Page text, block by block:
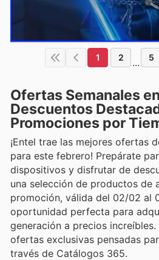
1 2 ... 5
Ofertas Semanales
Descuentos
Promociones por
¡Entel trae las mejores ofertas
para este febrero! Prepárate
dispositivos y disfrutar de
una selección de productos de
promoción, válida del 02/02 al
oportunidad perfecta para
generación a precios
ofertas exclusivas pensadas
través de Catálogos 365.